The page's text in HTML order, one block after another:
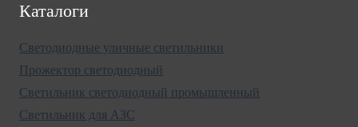
Каталоги
Светодиодные уличные светильники
Прожектор светодиодный
Светильник светодиодный промышленный
Светильник для АЗС